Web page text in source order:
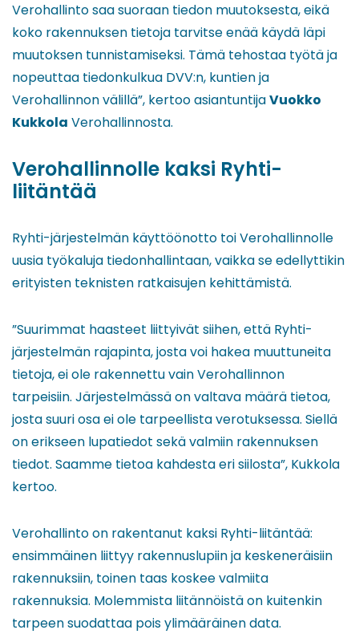
Verohallinto saa suoraan tiedon muutoksesta, eikä
koko rakennuksen tietoja tarvitse enää käydä läpi
muutoksen tunnistamiseksi. Tämä tehostaa työtä ja
nopeuttaa tiedonkulkua DVV:n, kuntien ja
Verohallinnon välillä”, kertoo asiantuntijaVuokko
Kukkola Verohallinnosta.
Verohallinnolle kaksi Ryhti-
liitäntää
Ryhti-järjestelmän käyttöönotto toi Verohallinnolle
uusia työkaluja tiedonhallintaan, vaikka se edellyttikin
erityisten teknisten ratkaisujen kehittämistä.
”Suurimmat haasteet liittyivät siihen, että Ryhti-
järjestelmän rajapinta, josta voi hakea muuttuneita
tietoja, ei ole rakennettu vain Verohallinnon
tarpeisiin. Järjestelmässä on valtava määrä tietoa,
josta suuri osa ei ole tarpeellista verotuksessa. Siellä
on erikseen lupatiedot sekä valmiin rakennuksen
tiedot. Saamme tietoa kahdesta eri siilosta”, Kukkola
kertoo.
Verohallinto on rakentanut kaksi Ryhti-liitäntää:
ensimmäinen liittyy rakennuslupiin ja keskeneräisiin
rakennuksiin, toinen taas koskee valmiita
rakennuksia. Molemmista liitännöistä on kuitenkin
tarpeen suodattaa pois ylimääräinen data.